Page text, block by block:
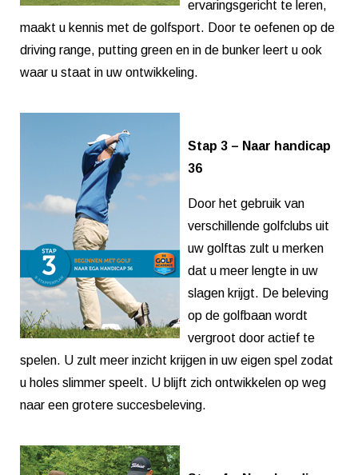
ervaringsgericht te leren,
maakt u kennis met de golfsport. Door te oefenen op de
driving range, putting green en in de bunker leert u ook
waar u staat in uw ontwikkeling.
Stap 3 – Naar handicap
36
Door het gebruik van
verschillende golfclubs uit
uw golftas zult u merken
dat u meer lengte in uw
slagen krijgt. De beleving
op de golfbaan wordt
vergroot door actief te
spelen. U zult meer inzicht krijgen in uw eigen spel zodat
u holes slimmer speelt. U blijft zich ontwikkelen op weg
naar een grotere succesbeleving.